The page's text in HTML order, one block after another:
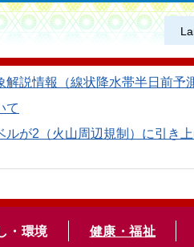
説情報（線状降水帯半日前予
て
ルが2（火山周辺規制）に引き
・環境 健康・福祉